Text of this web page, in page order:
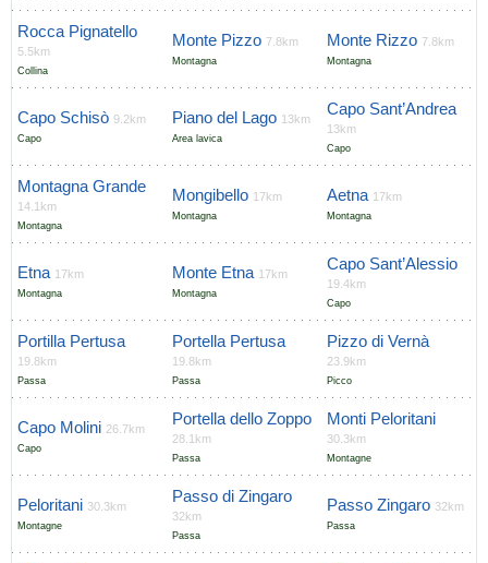
Rocca Pignatello
5.5km
Collina
Monte Pizzo 7.8km
Montagna
Monte Rizzo 7.8km
Montagna
Capo Schisò 9.2km
Capo
Piano del Lago 13km
Area lavica
Capo Sant’Andrea
13km
Capo
Montagna Grande
14.1km
Montagna
Mongibello 17km
Montagna
Aetna 17km
Montagna
Etna 17km
Montagna
Monte Etna 17km
Montagna
Capo Sant’Alessio
19.4km
Capo
Portilla Pertusa
19.8km
Passa
Portella Pertusa
19.8km
Passa
Pizzo di Vernà
23.9km
Picco
Capo Molini 26.7km
Capo
Portella dello Zoppo
28.1km
Passa
Monti Peloritani
30.3km
Montagne
Peloritani 30.3km
Montagne
Passo di Zingaro
32km
Passa
Passo Zingaro 32km
Passa